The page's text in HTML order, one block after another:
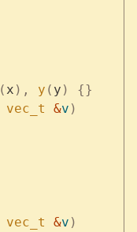
( x ), y ( y )
{}
vec_t &v )
vec_t &v )